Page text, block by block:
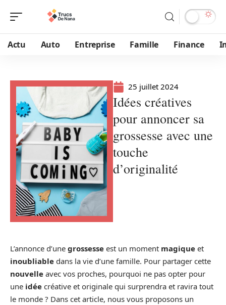
Actu Auto Entreprise Famille Finance
25 juillet 2024
Idées créatives
pour annoncer sa
grossesse avec une
touche
d’originalité
L’annonce d’une grossesse est un moment magique et
inoubliable dans la vie d’une famille. Pour partager cette
nouvelle avec vos proches, pourquoi ne pas opter pour
une idée créative et originale qui surprendra et ravira tout
le monde ? Dans cet article, nous vous proposons un